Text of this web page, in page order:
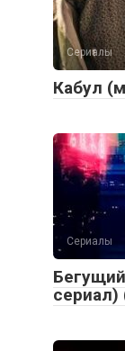
Сериалы
Кабул
Сериалы
сериал)